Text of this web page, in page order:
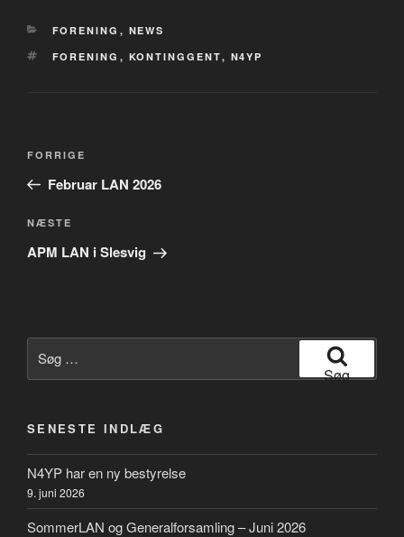
KATEGORIER
FORENING , NEWS
TAGS
FORENING , KONTINGGENT, N4YP
Forrige
indlæg
FORRIGE
Februar LAN 2026
Næste
indlæg
NÆSTE
APM LAN i Slesvig
efter:
Søg
SENESTE INDLÆG
N4YP har en ny bestyrelse
9. juni 2026
SommerLAN og Generalforsamling – Juni 2026